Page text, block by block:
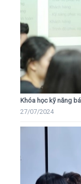
Khóa học kỹ năng
27/07/2024